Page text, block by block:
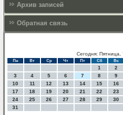
Архив записей
Обратная связь
Сегодня: Пятница,
Пн Вт Ср Чт Пт Сб Вс
1
2
3
4 5 6 7 8
9
10
11 12 13 14 15
16
17
18 19 20 21 22
23
24
25 26 27 28 29
30
31